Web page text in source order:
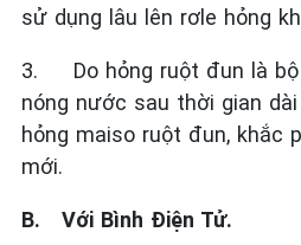
sử dụng lâu lên rơle hỏng
3.
Do hỏng ruột đun là
nóng nước sau thời gian
hỏng maiso ruột đun, khắc
mới.
B. Với Bình Điện Tử.